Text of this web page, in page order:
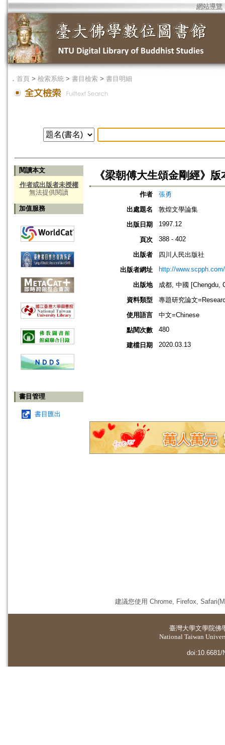
網站導覽
． 首頁 > 檢索系統 > 書目檢索 > 書目明細
閱讀本文
作者或出版者未授權
無法提供閱讀
加值服務
書目管理
書目匯出
《梁朝傅大生頌金剛經》
作者
張勇
出處題名
敦煌文學論集
出版日期
1997.12
頁次 388 - 402
出版者
四川人民出版社
出版者網址
http://
出版地
成都, 中國 [Chengdu,
資料類型
專題研究論文
使用語言
中文=Chinese
點閱次數
480
建檔日期 2020.03.13
建議您使用 Chrome, Firefox,
臺灣大學文學院佛
National Taiwan
doi:10.6681/